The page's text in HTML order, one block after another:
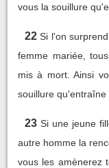
vous la souillure
22 Si l'on
femme mariée,
mis à mort. Ainsi
souillure qu'entraîne
23 Si une jeune
autre homme la
vous les amènerez